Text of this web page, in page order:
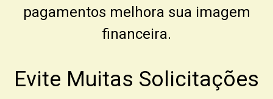
pagamentos melhora sua imagem
financeira.
Evite Muitas Solicitações